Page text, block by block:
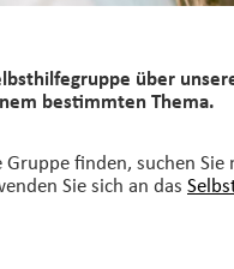
über
bestimmten Thema.
Gruppe finden, suchen
Sie sich an das